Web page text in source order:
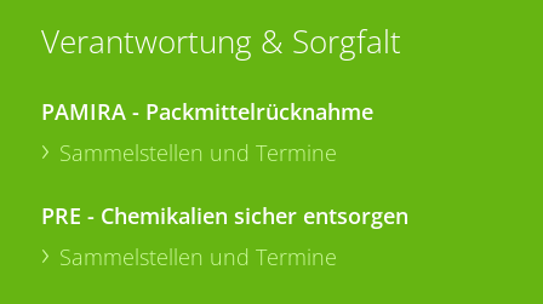
Verantwortung & Sorgfalt
PAMIRA - Packmittelrücknahme
Sammelstellen und Termine
PRE - Chemikalien sicher entsorgen
Sammelstellen und Termine